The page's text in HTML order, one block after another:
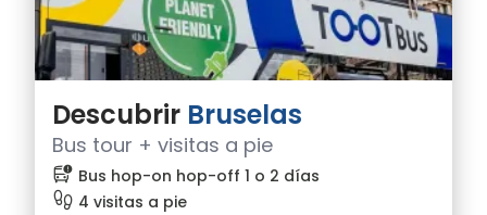
Descubrir Bruselas
Bus tour + visitas a pie
bus_alert Bus hop-on hop-off 1 o 2 días
footprint 4 visitas a pie